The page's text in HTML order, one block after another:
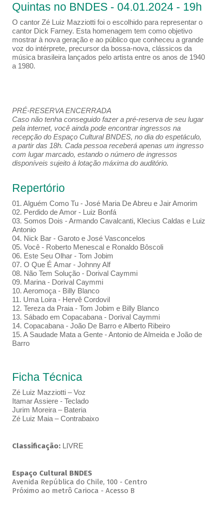
Quintas no BNDES - 04.01.2024 - 19h
O cantor Zé Luiz Mazziotti foi o escolhido para representar o
cantor Dick Farney. Esta homenagem tem como objetivo
mostrar à nova geração e ao público que conheceu a grande
voz do intérprete, precursor da bossa-nova, clássicos da
música brasileira lançados pelo artista entre os anos de 1940
a 1980.
PRÉ-RESERVA ENCERRADA
Caso não tenha conseguido fazer a pré-reserva de seu lugar
pela internet, você ainda pode encontrar ingressos na
recepção do Espaço Cultural BNDES, no dia do espetáculo,
a partir das 18h. Cada pessoa receberá apenas um ingresso
com lugar marcado, estando o número de ingressos
disponíveis sujeito à lotação máxima do auditório.
Repertório
01. Alguém Como Tu - José Maria De Abreu e Jair Amorim
02. Perdido de Amor - Luiz Bonfá
03. Somos Dois - Armando Cavalcanti, Klecius Caldas e Luiz
Antonio
04. Nick Bar - Garoto e José Vasconcelos
05. Você - Roberto Menescal e Ronaldo Bôscoli
06. Este Seu Olhar - Tom Jobim
07. O Que É Amar - Johnny Alf
08. Não Tem Solução - Dorival Caymmi
09. Marina - Dorival Caymmi
10. Aeromoça - Billy Blanco
11. Uma Loira - Hervê Cordovil
12. Tereza da Praia - Tom Jobim e Billy Blanco
13. Sábado em Copacabana - Dorival Caymmi
14. Copacabana - João De Barro e Alberto Ribeiro
15. A Saudade Mata a Gente - Antonio de Almeida e João de
Barro
Ficha Técnica
Zé Luiz Mazziotti – Voz
Itamar Assiere - Teclado
Jurim Moreira – Bateria
Zé Luiz Maia – Contrabaixo
Classificação: LIVRE
Espaço Cultural BNDES
Avenida República do Chile, 100 - Centro
Próximo ao metrô Carioca - Acesso B